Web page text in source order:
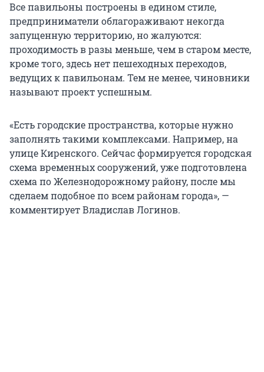
Все павильоны построены в едином стиле,
предприниматели облагораживают некогда
запущенную территорию, но жалуются:
проходимость в разы меньше, чем в старом месте,
кроме того, здесь нет пешеходных переходов,
ведущих к павильонам. Тем не менее, чиновники
называют проект успешным.
«Есть городские пространства, которые нужно
заполнять такими комплексами. Например, на
улице Киренского. Сейчас формируется городская
схема временных сооружений, уже подготовлена
схема по Железнодорожному району, после мы
сделаем подобное по всем районам города», —
комментирует Владислав Логинов.